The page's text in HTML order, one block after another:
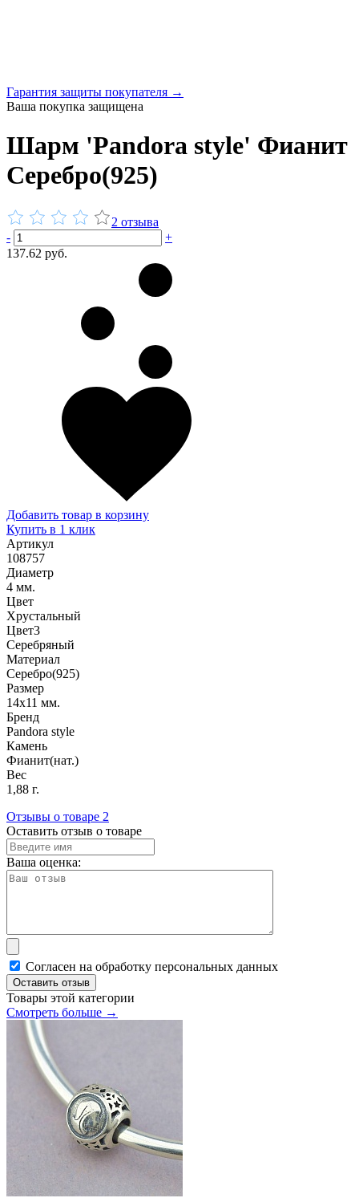
Гарантия защиты покупателя →
Ваша покупка защищена
Шарм 'Pandora style' Фианит
Серебро(925)
2 отзыва
-
+
137.62 руб.
Добавить товар в корзину
Купить в 1 клик
Артикул
108757
Диаметр
4 мм.
Цвет
Хрустальный
Цвет3
Серебряный
Материал
Серебро(925)
Размер
14х11 мм.
Бренд
Pandora style
Камень
Фианит(нат.)
Вес
1,88 г.
Отзывы о товаре 2
Оставить отзыв о товаре
Ваша оценка:
Согласен на обработку персональных данных
Оставить отзыв
Товары этой категории
Смотреть больше →